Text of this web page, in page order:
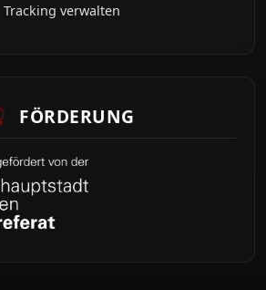
Tracking verwalten
FÖRDERUNG